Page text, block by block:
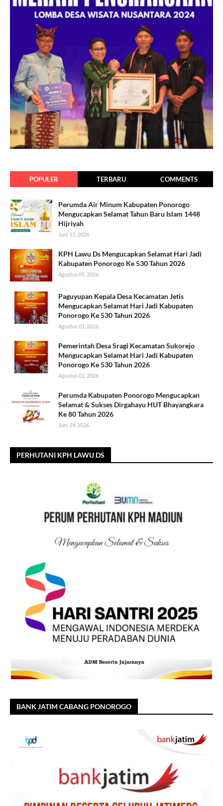
POPULER TERBARU COMMENTS
Perumda Air Minum Kabupaten Ponorogo
Mengucapkan Selamat Tahun Baru Islam 1448
Hijriyah
Juni 15, 2026
KPH Lawu Ds Mengucapkan Selamat Hari Jadi
Kabupaten Ponorogo Ke 530 Tahun 2026
Agustus 05, 2026
Paguyupan Kepala Desa Kecamatan Jetis
Mengucapkan Selamat Hari Jadi Kabupaten
Ponorogo Ke 530 Tahun 2026
Agustus 01, 2026
Pemerintah Desa Sragi Kecamatan Sukorejo
Mengucapkan Selamat Hari Jadi Kabupaten
Ponorogo Ke 530 Tahun 2026
Agustus 01, 2026
Perumda Kabupaten Ponorogo Mengucapkan
Selamat & Sukses Dirgahayu HUT Bhayangkara
Ke 80 Tahun 2026
Juni 24, 2026
PERHUTANI KPH LAWU DS
BANK JATIM CABANG PONOROGO